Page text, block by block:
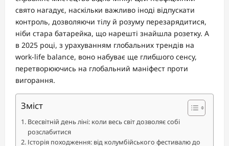
свято нагадує, наскільки важливо іноді відпускати
контроль, дозволяючи тілу й розуму перезарядитися,
ніби стара батарейка, що нарешті знайшла розетку. А
в 2025 році, з урахуванням глобальних трендів на
work-life balance, воно набуває ще глибшого сенсу,
перетворюючись на глобальний маніфест проти
вигорання.
Зміст
Всесвітній день ліні: коли весь світ дозволяє собі
розслабитися
Історія походження: від колумбійського фестивалю до